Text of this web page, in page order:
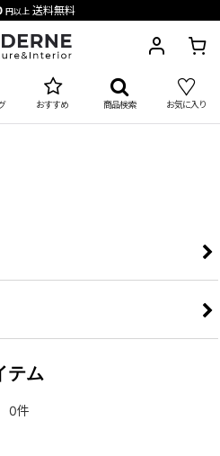
円以上送料無料
おすすめ 商品検索 お気に入り
テム
0件